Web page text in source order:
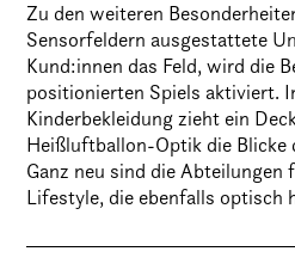
Zu den weiteren
Sensorfeldern ausgestattete
Kund:innen das Feld, wird die
positionierten Spiels aktiviert.
Kinderbekleidung zieht ein
Heißluftballon-Optik die Blicke
Ganz neu sind die Abteilungen
Lifestyle, die ebenfalls optisch